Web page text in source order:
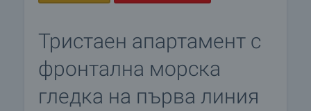
Тристаен апартамент с
фронтална морска
гледка на първа линия